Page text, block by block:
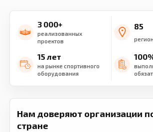
3 000+
реализованных
проектов
85
15 лет
на рынке спортивного
оборудования
Нам доверяют организации
стране